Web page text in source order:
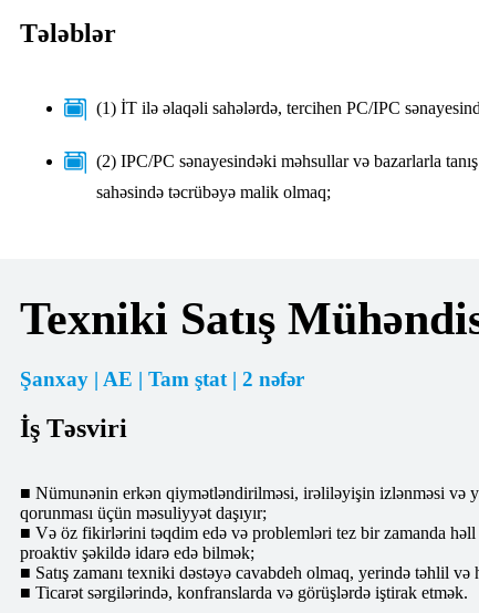
Tələblər
(1) İT ilə əlaqəli sahələrdə, tercihen PC/IPC
(2) IPC/PC sənayesindəki məhsullar və bazarlarla
sahəsində təcrübəyə malik olmaq;
Texniki Satış
Şanxay | AE | Tam ştat | 2 nəfər
İş Təsviri
■ Nümunənin erkən qiymətləndirilməsi, irəliləyişin izlənməsi və
qorunması üçün məsuliyyət daşıyır;
■ Və öz fikirlərini təqdim edə və problemləri tez bir zamanda həll
proaktiv şəkildə idarə edə bilmək;
■ Satış zamanı texniki dəstəyə cavabdeh olmaq, yerində təhlil və
■ Ticarət sərgilərində, konfranslarda və görüşlərdə iştirak etmək.